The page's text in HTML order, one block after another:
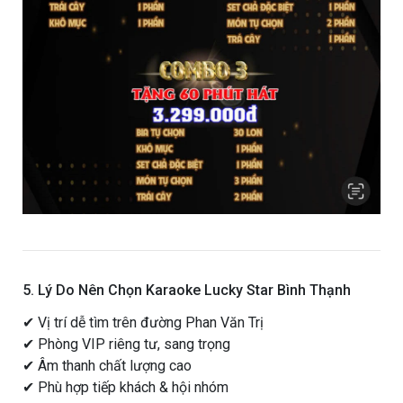
5. Lý Do Nên Chọn Karaoke Lucky Star Bình Thạnh
✔ Vị trí dễ tìm trên đường Phan Văn Trị
✔ Phòng VIP riêng tư, sang trọng
✔ Âm thanh chất lượng cao
✔ Phù hợp tiếp khách & hội nhóm